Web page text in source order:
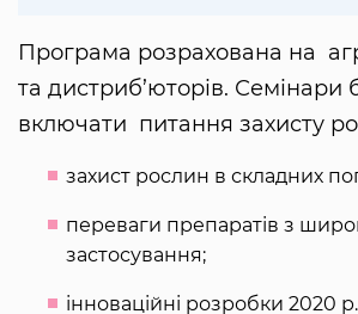
Програма розрахована на
та дистриб’юторів. Семінари
включати питання захисту
захист рослин в складних
переваги препаратів з
застосування;
інноваційні розробки 2020